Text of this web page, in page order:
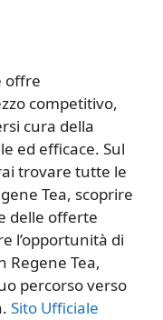
offre
competitivo,
cura della
ed efficace. Sul
trovare tutte le
Tea, scoprire
delle offerte
l’opportunità di
Regene Tea,
percorso verso
Sito Ufficiale